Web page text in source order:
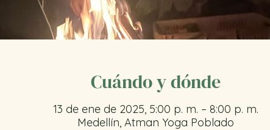
Cuándo y dónde
13 de ene de 2025, 5:00 p. m. – 8:00 p. m.
Medellín, Atman Yoga Poblado